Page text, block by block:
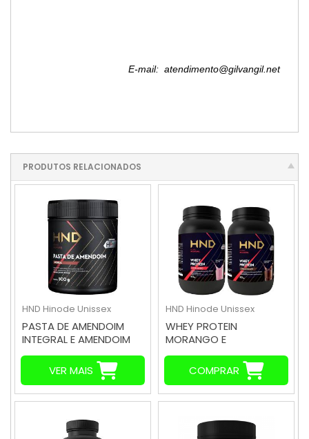
E-mail: atendimento@gilvangil.net
PRODUTOS RELACIONADOS
HND Hinode Unissex
PASTA DE AMENDOIM
INTEGRAL E AMENDOIM
INTEGRAL COM CACAU
500G - HND Hinode
VER MAIS
HND Hinode Unissex
WHEY PROTEIN
MORANGO E
CHOCOLATE 908g HND
HinodeCOMPRAR